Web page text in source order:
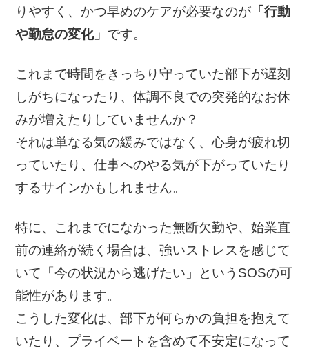
りやすく、かつ早めのケアが必要なのが 「行動
や勤怠の変化」 です。
これまで時間をきっちり守っていた部下が遅刻
しがちになったり、体調不良での突発的なお休
みが増えたりしていませんか？
それは単なる気の緩みではなく、心身が疲れ切
っていたり、仕事へのやる気が下がっていたり
するサインかもしれません。
特に、これまでになかった無断欠勤や、始業直
前の連絡が続く場合は、強いストレスを感じて
いて「今の状況から逃げたい」というSOSの可
能性があります。
こうした変化は、部下が何らかの負担を抱えて
いたり、プライベートを含めて不安定になって